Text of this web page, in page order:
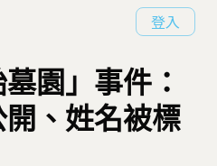
登入
園」事件：
、姓名被標